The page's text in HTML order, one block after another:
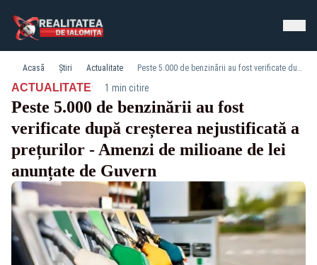
Acasă Știri Actualitate Peste 5.000 de benzinării au fost verificate după creșterea nejustificată a prețurilor - Amenzi de milioane de lei anunțate de Guvern
ACTUALITATE· 1 min citire
Peste 5.000 de benzinării au fost
verificate după creșterea nejustificată a
prețurilor - Amenzi de milioane de lei
anunțate de Guvern